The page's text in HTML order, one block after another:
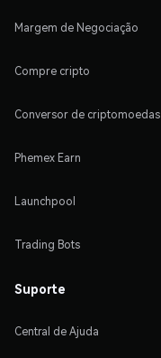
Margem de Negociação
Compre cripto
Conversor de criptomoedas
Phemex Earn
Launchpool
Trading Bots
Suporte
Central de Ajuda